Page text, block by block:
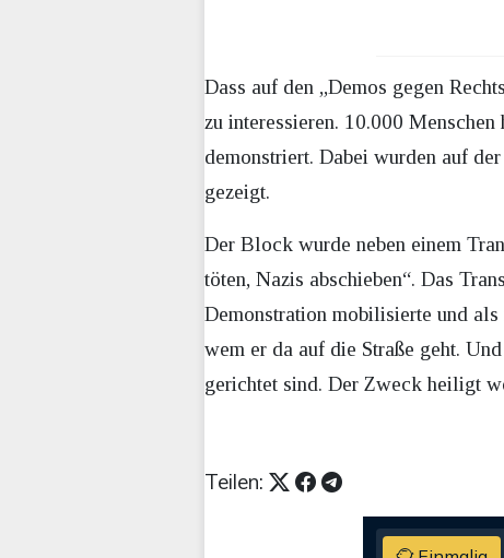
Dass auf den „Demos gegen
zu interessieren. 10.000 Menschen
demonstriert. Dabei wurden auf
gezeigt.
Der Block wurde neben einem
töten, Nazis abschieben“. Das
Demonstration mobilisierte und
wem er da auf die Straße geht.
gerichtet sind. Der Zweck heiligt
Teilen: